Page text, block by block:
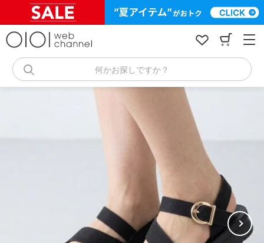
キ
何かお探しですか？